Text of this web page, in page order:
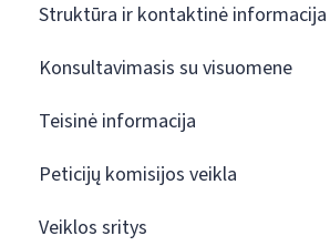
Struktūra ir kontaktinė informacija
Konsultavimasis su visuomene
Teisinė informacija
Peticijų komisijos veikla
Veiklos sritys